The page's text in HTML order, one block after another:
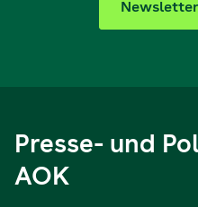
Presse- und
AOK